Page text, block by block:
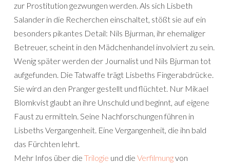
zur Prostitution gezwungen werden. Als sich Lisbeth
Salander in die Recherchen einschaltet, stößt sie auf ein
besonders pikantes Detail: Nils Bjurman, ihr ehemaliger
Betreuer, scheint in den Mädchenhandel involviert zu sein.
Wenig später werden der Journalist und Nils Bjurman tot
aufgefunden. Die Tatwaffe trägt Lisbeths Fingerabdrücke.
Sie wird an den Pranger gestellt und flüchtet. Nur Mikael
Blomkvist glaubt an ihre Unschuld und beginnt, auf eigene
Faust zu ermitteln. Seine Nachforschungen führen in
Lisbeths Vergangenheit. Eine Vergangenheit, die ihn bald
das Fürchten lehrt.
Mehr Infos über die Trilogie und die Verfilmungvon